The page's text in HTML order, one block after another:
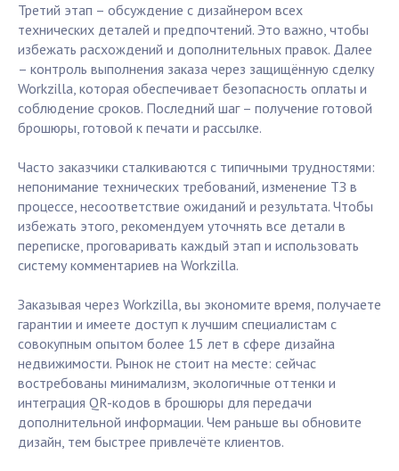
Третий этап – обсуждение с дизайнером всех
технических деталей и предпочтений. Это важно, чтобы
избежать расхождений и дополнительных правок. Далее
– контроль выполнения заказа через защищённую сделку
Workzilla, которая обеспечивает безопасность оплаты и
соблюдение сроков. Последний шаг – получение готовой
брошюры, готовой к печати и рассылке.
Часто заказчики сталкиваются с типичными трудностями:
непонимание технических требований, изменение ТЗ в
процессе, несоответствие ожиданий и результата. Чтобы
избежать этого, рекомендуем уточнять все детали в
переписке, проговаривать каждый этап и использовать
систему комментариев на Workzilla.
Заказывая через Workzilla, вы экономите время, получаете
гарантии и имеете доступ к лучшим специалистам с
совокупным опытом более 15 лет в сфере дизайна
недвижимости. Рынок не стоит на месте: сейчас
востребованы минимализм, экологичные оттенки и
интеграция QR-кодов в брошюры для передачи
дополнительной информации. Чем раньше вы обновите
дизайн, тем быстрее привлечёте клиентов.